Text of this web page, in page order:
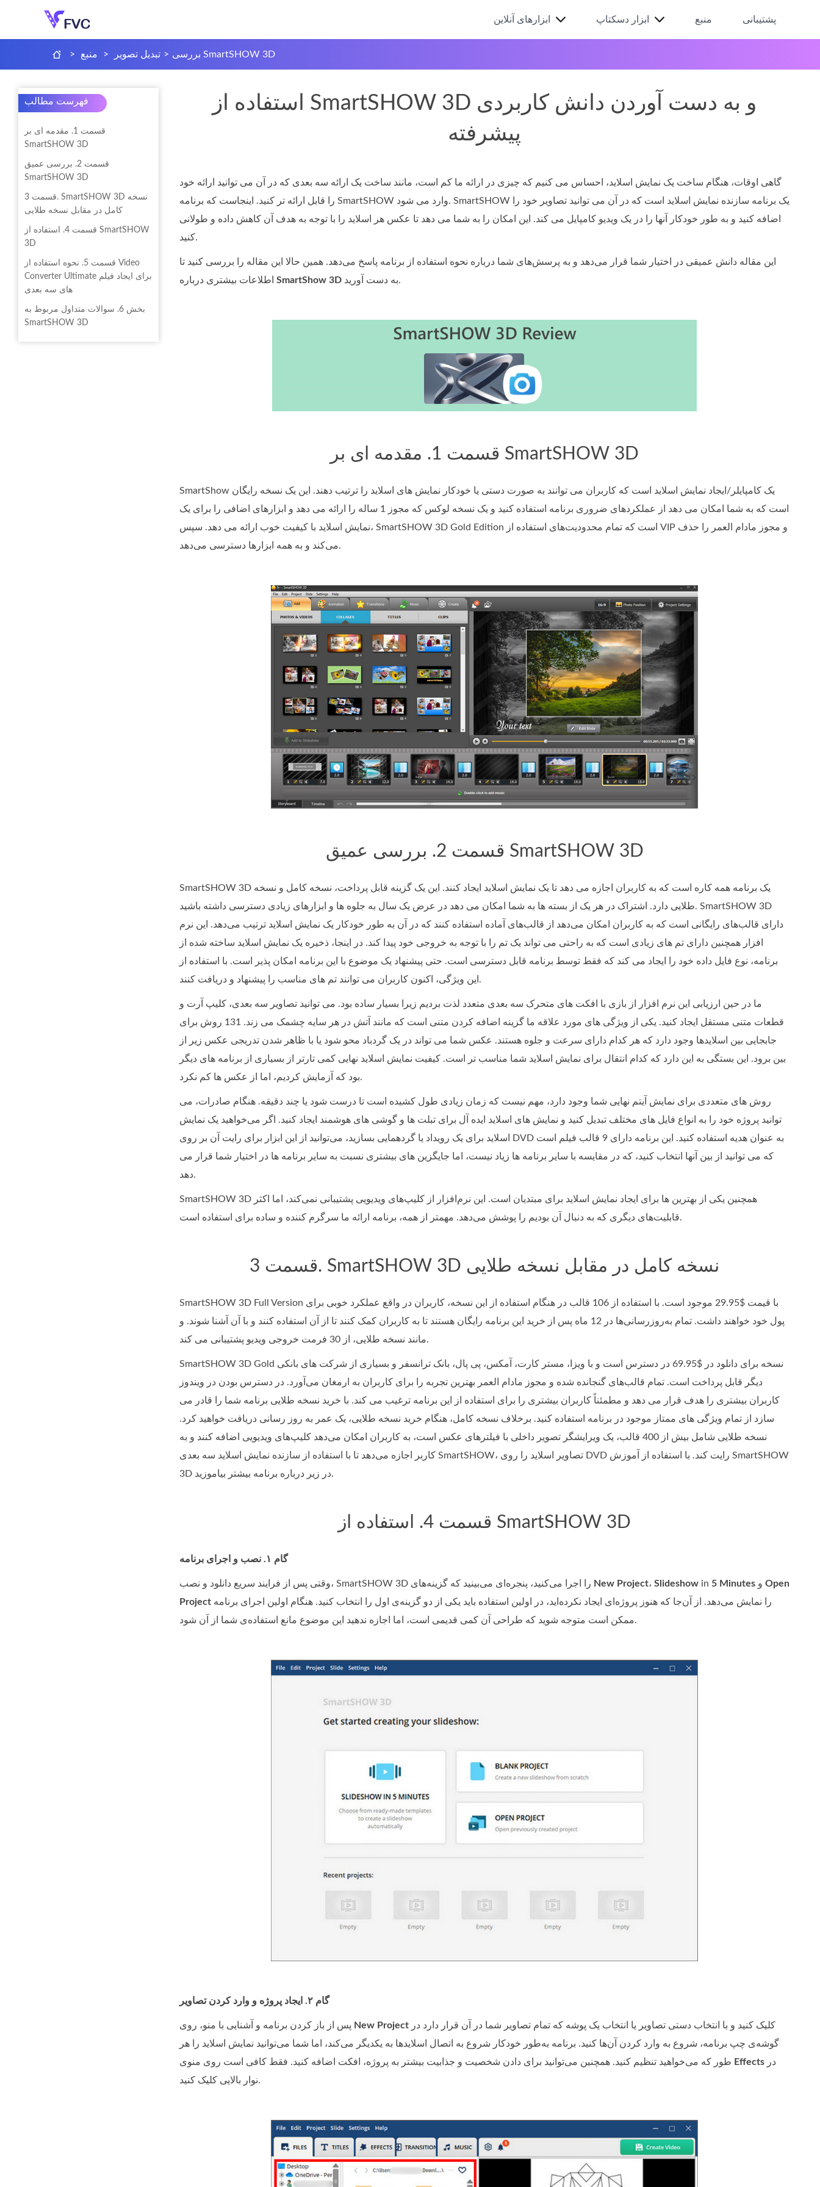
ابزارهای آنلاین ابزار دسکتاپ منبع پشتیبانی
> منبع > تبدیل تصویر > بررسی SmartSHOW 3D
فهرست مطالب
قسمت 1. مقدمه ای بر
SmartSHOW 3D
قسمت 2. بررسی عمیق
SmartSHOW 3D
قسمت 3. SmartSHOW 3D نسخه
کامل در مقابل نسخه طلایی
قسمت 4. استفاده از SmartSHOW
3D
قسمت 5. نحوه استفاده از Video
Converter Ultimate برای ایجاد فیلم
های سه بعدی
بخش 6. سوالات متداول مربوط به
SmartSHOW 3D
استفاده از SmartSHOW 3D و به دست آوردن دانش کاربردی
پیشرفته
گاهی اوقات، هنگام ساخت یک نمایش اسلاید، احساس می کنیم که چیزی در ارائه ما کم است، مانند ساخت یک ارائه سه بعدی که در آن می توانید ارائه خود
را قابل ارائه تر کنید. اینجاست که برنامه SmartSHOW وارد می شود. SmartSHOW یک برنامه سازنده نمایش اسلاید است که در آن می توانید تصاویر خود را
اضافه کنید و به طور خودکار آنها را در یک ویدیو کامپایل می کند. این امکان را به شما می دهد تا عکس هر اسلاید را با توجه به هدف آن کاهش داده و طولانی
کنید.
این مقاله دانش عمیقی در اختیار شما قرار می‌دهد و به پرسش‌های شما درباره نحوه استفاده از برنامه پاسخ می‌دهد. همین حالا این مقاله را بررسی کنید تا
SmartShow 3D به دست آورید.
قسمت 1. مقدمه ای بر SmartSHOW 3D
SmartShow یک کامپایلر/ایجاد نمایش اسلاید است که کاربران می توانند به صورت دستی یا خودکار نمایش های اسلاید را ترتیب دهند. این یک نسخه رایگان
است که به شما امکان می دهد از عملکردهای ضروری برنامه استفاده کنید و یک نسخه لوکس که مجوز 1 ساله را ارائه می دهد و ابزارهای اضافی را برای یک
نمایش اسلاید با کیفیت خوب ارائه می دهد. سپس، SmartSHOW 3D Gold Edition است که تمام محدودیت‌های استفاده از VIP و مجوز مادام العمر را حذف
می‌کند و به همه ابزارها دسترسی می‌دهد.
قسمت 2. بررسی عمیق SmartSHOW 3D
SmartSHOW 3D یک برنامه همه کاره است که به کاربران اجازه می دهد تا یک نمایش اسلاید ایجاد کنند. این یک گزینه قابل پرداخت، نسخه کامل و نسخه
طلایی دارد. اشتراک در هر یک از بسته ها به شما امکان می دهد در عرض یک سال به جلوه ها و ابزارهای زیادی دسترسی داشته باشید. SmartSHOW 3D
دارای قالب‌های رایگانی است که به کاربران امکان می‌دهد از قالب‌های آماده استفاده کنند که در آن به طور خودکار یک نمایش اسلاید ترتیب می‌دهد. این نرم
افزار همچنین دارای تم های زیادی است که به راحتی می تواند یک تم را با توجه به خروجی خود پیدا کند. در اینجا، ذخیره یک نمایش اسلاید ساخته شده از
برنامه، نوع فایل داده خود را ایجاد می کند که فقط توسط برنامه قابل دسترسی است. حتی پیشنهاد یک موضوع با این برنامه امکان پذیر است. با استفاده از
این ویژگی، اکنون کاربران می توانند تم های مناسب را پیشنهاد و دریافت کنند.
ما در حین ارزیابی این نرم افزار از بازی با افکت های متحرک سه بعدی متعدد لذت بردیم زیرا بسیار ساده بود. می توانید تصاویر سه بعدی، کلیپ آرت و
قطعات متنی مستقل ایجاد کنید. یکی از ویژگی های مورد علاقه ما گزینه اضافه کردن متنی است که مانند آتش در هر سایه چشمک می زند. 131 روش برای
جابجایی بین اسلایدها وجود دارد که هر کدام دارای سرعت و جلوه هستند. عکس شما می تواند در یک گردباد محو شود یا با ظاهر شدن تدریجی عکس زیر از
بین برود. این بستگی به این دارد که کدام انتقال برای نمایش اسلاید شما مناسب تر است. کیفیت نمایش اسلاید نهایی کمی تارتر از بسیاری از برنامه های دیگر
بود که آزمایش کردیم، اما از عکس ها کم نکرد.
روش های متعددی برای نمایش آیتم نهایی شما وجود دارد، مهم نیست که زمان زیادی طول کشیده است تا درست شود یا چند دقیقه. هنگام صادرات، می
توانید پروژه خود را به انواع فایل های مختلف تبدیل کنید و نمایش های اسلاید ایده آل برای تبلت ها و گوشی های هوشمند ایجاد کنید. اگر می‌خواهید یک نمایش
اسلاید برای یک رویداد یا گردهمایی بسازید، می‌توانید از این ابزار برای رایت آن بر روی DVD به عنوان هدیه استفاده کنید. این برنامه دارای 9 قالب فیلم است
که می توانید از بین آنها انتخاب کنید، که در مقایسه با سایر برنامه ها زیاد نیست، اما جایگزین های بیشتری نسبت به سایر برنامه ها در اختیار شما قرار می
دهد.
SmartSHOW 3D همچنین یکی از بهترین ها برای ایجاد نمایش اسلاید برای مبتدیان است. این نرم‌افزار از کلیپ‌های ویدیویی پشتیبانی نمی‌کند، اما اکثر
قابلیت‌های دیگری که به دنبال آن بودیم را پوشش می‌دهد. مهمتر از همه، برنامه ارائه ما سرگرم کننده و ساده برای استفاده است.
قسمت 3. SmartSHOW 3D نسخه کامل در مقابل نسخه طلایی
SmartSHOW 3D Full Version با قیمت $29.95 موجود است. با استفاده از 106 قالب در هنگام استفاده از این نسخه، کاربران در واقع عملکرد خوبی برای
پول خود خواهند داشت. تمام به‌روزرسانی‌ها در 12 ماه پس از خرید این برنامه رایگان هستند تا به کاربران کمک کنند تا از آن استفاده کنند و با آن آشنا شوند. و
مانند نسخه طلایی، از 30 فرمت خروجی ویدیو پشتیبانی می کند.
SmartSHOW 3D Gold نسخه برای دانلود در $69.95 در دسترس است و با ویزا، مستر کارت، آمکس، پی پال، بانک ترانسفر و بسیاری از شرکت های بانکی
دیگر قابل پرداخت است. تمام قالب‌های گنجانده شده و مجوز مادام العمر بهترین تجربه را برای کاربران به ارمغان می‌آورد. در دسترس بودن در ویندوز
کاربران بیشتری را هدف قرار می دهد و مطمئناً کاربران بیشتری را برای استفاده از این برنامه ترغیب می کند. با خرید نسخه طلایی برنامه شما را قادر می
سازد از تمام ویژگی های ممتاز موجود در برنامه استفاده کنید. برخلاف نسخه کامل، هنگام خرید نسخه طلایی، یک عمر به روز رسانی دریافت خواهید کرد.
نسخه طلایی شامل بیش از 400 قالب، یک ویرایشگر تصویر داخلی با فیلترهای عکس است، به کاربران امکان می‌دهد کلیپ‌های ویدیویی اضافه کنند و به
کاربر اجازه می‌دهد تا با استفاده از سازنده نمایش اسلاید سه بعدی SmartSHOW، تصاویر اسلاید را روی DVD رایت کند. با استفاده از آموزش SmartSHOW
3D در زیر درباره برنامه بیشتر بیاموزید.
قسمت 4. استفاده از SmartSHOW 3D
گام ۱. نصب و اجرای برنامه
New Project، Slideshow in 5 Minutes
Open
Project
ممکن است متوجه شوید که طراحی آن کمی قدیمی است، اما اجازه ندهید این موضوع مانع استفاده‌ی شما از آن شود.
گام ۲. ایجاد پروژه و وارد کردن تصاویر
New Project
گوشه‌ی چپ برنامه، شروع به وارد کردن آن‌ها کنید. برنامه به‌طور خودکار شروع به اتصال اسلایدها به یکدیگر می‌کند، اما شما می‌توانید نمایش اسلاید را هر
Effects
نوار بالایی کلیک کنید.